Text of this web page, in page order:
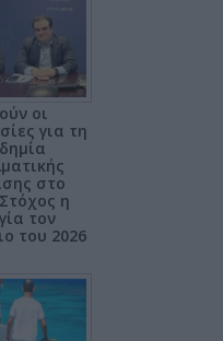
οι
για τη
στο
η
τον
του 2026